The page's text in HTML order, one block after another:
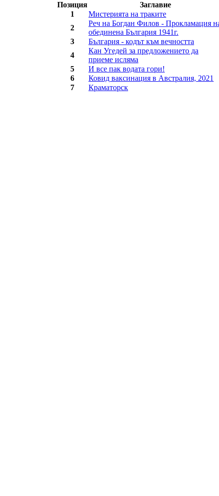
Позиция
Заглавие
1
Мистерията на траките
2
Реч на Богдан Филов - Прокламация
обединена България 1941г.
3
България - кодът към вечността
4
Кан Угедей за предложението да
приеме исляма
5
И все пак водата гори!
6
Ковид ваксинация в Австралия, 2021
7
Краматорск